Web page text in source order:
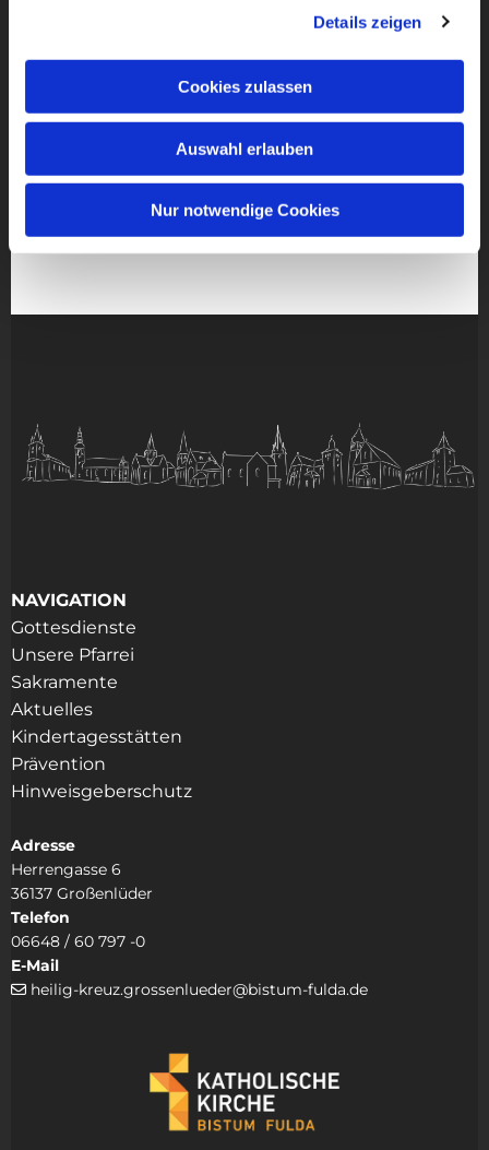
Details zeigen
Cookies zulassen
Auswahl erlauben
Nur notwendige Cookies
NAVIGATION
Gottesdienste
Unsere Pfarrei
Sakramente
Aktuelles
Kindertagesstätten
Prävention
Hinweisgeberschutz
Adresse
Herrengasse 6
36137 Großenlüder
Telefon
06648 / 60 797 -0
E-Mail
 heilig-kreuz.grossenlueder@bistum-fulda.de